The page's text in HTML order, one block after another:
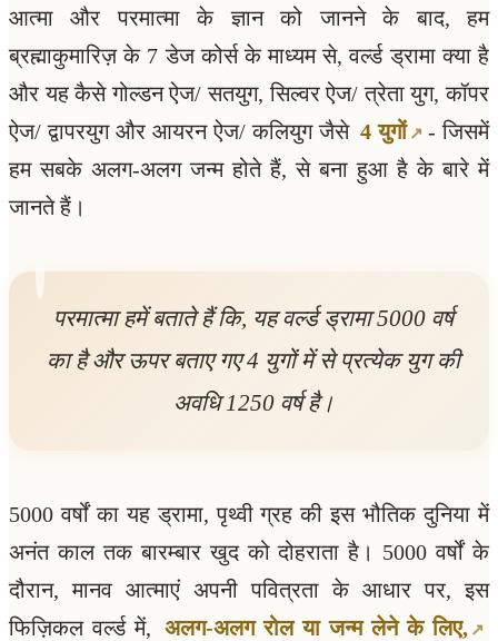
आत्मा और परमात्मा के ज्ञान को जानने के बाद, हम
ब्रह्माकुमारिज़ के 7 डेज कोर्स के माध्यम से, वर्ल्ड ड्रामा क्या है
और यह कैसे गोल्डन ऐज/ सतयुग, सिल्वर ऐज/ त्रेता युग, कॉपर
ऐज/ द्वापरयुग और आयरन ऐज/ कलियुग जैसे 4 युगों
- जिसमें
हम सबके अलग-अलग जन्म होते हैं, से बना हुआ है के बारे में
जानते हैं।
परमात्मा हमें बताते हैं कि, यह वर्ल्ड ड्रामा 5000 वर्ष
का है और ऊपर बताए गए 4 युगों में से प्रत्येक युग की
अवधि 1250 वर्ष है।
5000 वर्षों का यह ड्रामा, पृथ्वी ग्रह की इस भौतिक दुनिया में
अनंत काल तक बारम्बार खुद को दोहराता है। 5000 वर्षों के
दौरान, मानव आत्माएं अपनी पवित्रता के आधार पर, इस
फिज़िकल वर्ल्ड में, अलग-अलग रोल या जन्म लेने के लिए,